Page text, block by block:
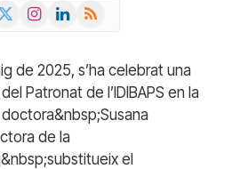
InstagramLinkedIn
RSS
de 2025, s’ha celebrat una
Patronat de l’IDIBAPS en la
de la
el